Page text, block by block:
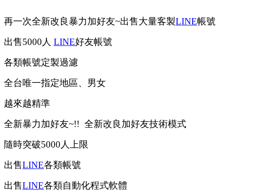
再一次全新改良暴力加好友~出售大量客製LINE帳號
出售5000人 LINE好友帳號
各類帳號定製過濾
全台唯一指定地區、男女
越來越精準
全新暴力加好友~!! 全新改良加好友技術模式
隨時突破5000人上限
出售LINE各類帳號
出售LINE各類自動化程式軟體